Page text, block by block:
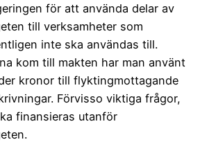
för att använda delar av
till verksamheter som
inte ska användas till.
kom till makten har man använt
kronor till flyktingmottagande
Förvisso viktiga frågor,
finansieras utanför